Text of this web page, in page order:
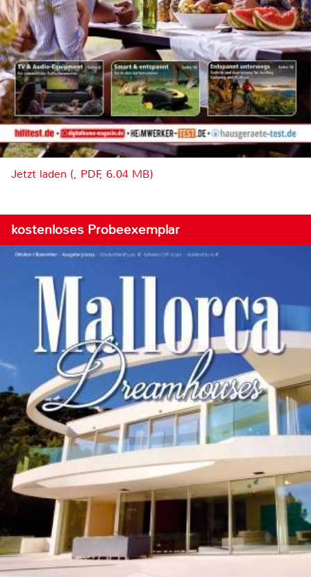
Jetzt laden (, PDF, 6.04 MB)
kostenloses Probeexemplar